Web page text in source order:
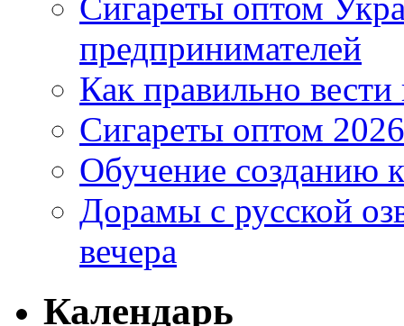
Сигареты оптом
предпринимателей
Как правильно
Сигареты оптом
Обучение созданию
Дорамы с русской
вечера
Календарь